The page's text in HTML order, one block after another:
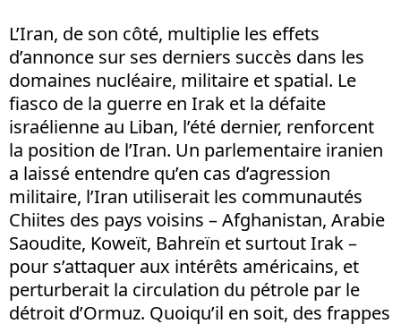
L’Iran, de son côté, multiplie les effets
d’annonce sur ses derniers succès dans les
domaines nucléaire, militaire et spatial. Le
fiasco de la guerre en Irak et la défaite
israélienne au Liban, l’été dernier, renforcent
la position de l’Iran. Un parlementaire iranien
a laissé entendre qu’en cas d’agression
militaire, l’Iran utiliserait les communautés
Chiites des pays voisins – Afghanistan, Arabie
Saoudite, Koweït, Bahreïn et surtout Irak –
pour s’attaquer aux intérêts américains, et
perturberait la circulation du pétrole par le
détroit d’Ormuz. Quoiqu’il en soit, des frappes